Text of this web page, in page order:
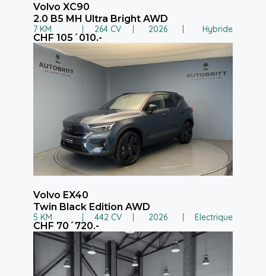
Volvo XC90
2.0 B5 MH Ultra Bright AWD
7 KM 264 CV 2026 Hybride
CHF 105´010.-
Volvo EX40
Twin Black Edition AWD
5 KM 442 CV 2026 Electrique
CHF 70´720.-